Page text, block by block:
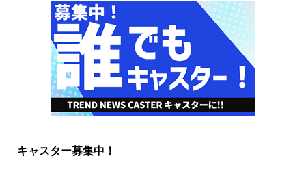
キャスター募集中！